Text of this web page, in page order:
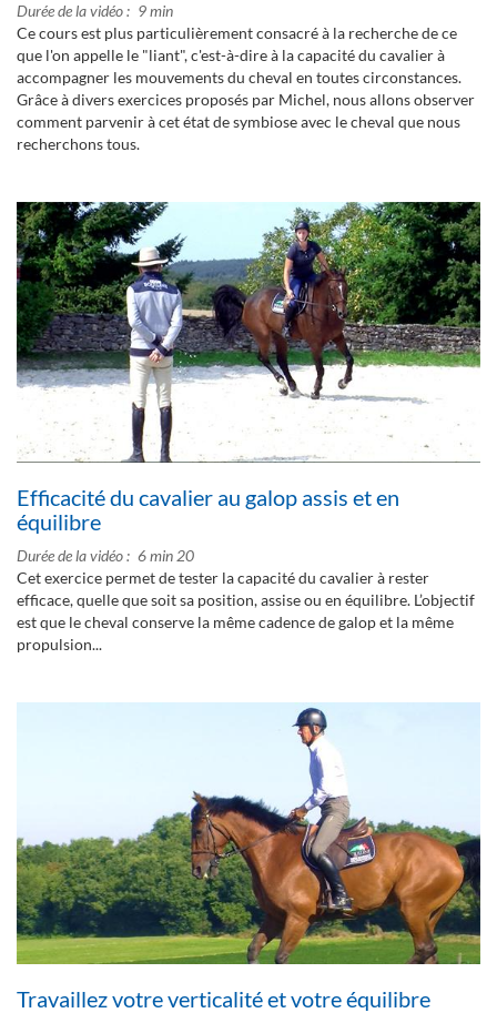
Durée de la vidéo
9 min
Ce cours est plus particulièrement consacré à la recherche de ce
que l'on appelle le "liant", c'est-à-dire à la capacité du cavalier à
accompagner les mouvements du cheval en toutes circonstances.
Grâce à divers exercices proposés par Michel, nous allons observer
comment parvenir à cet état de symbiose avec le cheval que nous
recherchons tous.
Efficacité du cavalier au galop assis et en
équilibre
Durée de la vidéo
6 min 20
Cet exercice permet de tester la capacité du cavalier à rester
efficace, quelle que soit sa position, assise ou en équilibre. L’objectif
est que le cheval conserve la même cadence de galop et la même
propulsion...
Travaillez votre verticalité et votre équilibre